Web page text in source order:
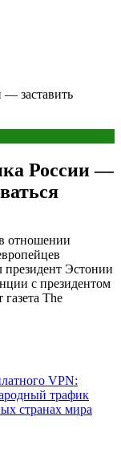
— заставить
России —
отношении
президент Эстонии
с президентом
The
VPN:
трафик
странах мира